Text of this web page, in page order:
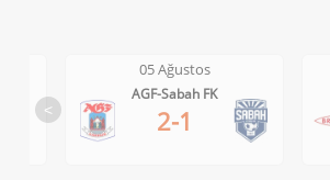
<
05 Ağustos
AGF-Sabah FK
2-1